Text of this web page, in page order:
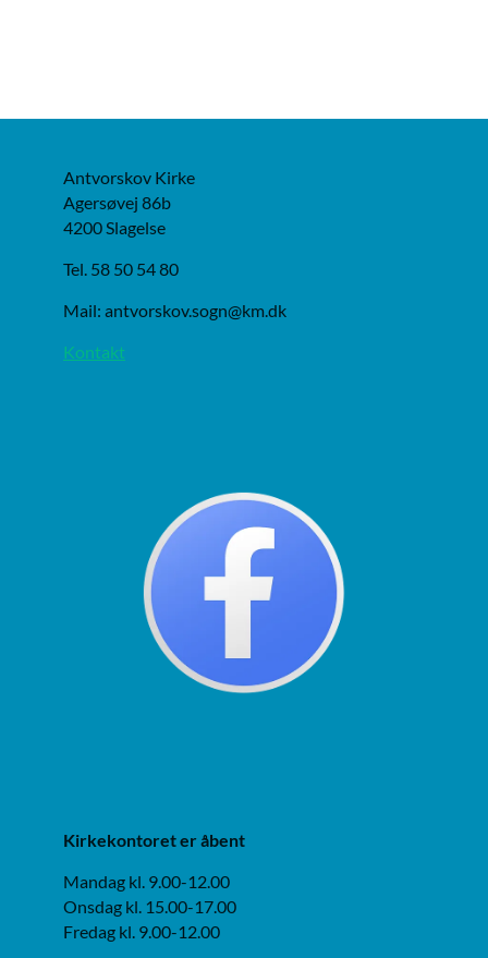
Antvorskov Kirke
Agersøvej 86b
4200 Slagelse
Tel. 58 50 54 80
Mail: antvorskov.sogn@km.dk
Kontakt
Kirkekontoret er åbent
Mandag kl. 9.00-12.00
Onsdag kl. 15.00-17.00
Fredag kl. 9.00-12.00